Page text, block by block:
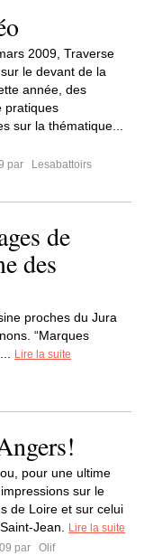
2009, Traverse
le devant de la
année, des
pratiques
sur la thématique...
par
Lesabattoirs
de
des
proches du Jura
“Marques
Lire la suite
pour une ultime
sur le
de Loire et sur celui
Jean.
Lire la suite
par
Olif